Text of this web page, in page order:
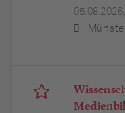
05.08.2026,